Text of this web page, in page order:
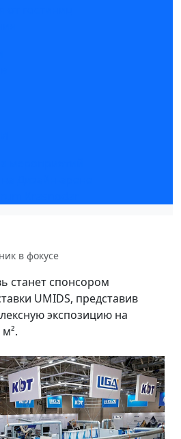
в фокусе
станет спонсором
UMIDS, представив
экспозицию на